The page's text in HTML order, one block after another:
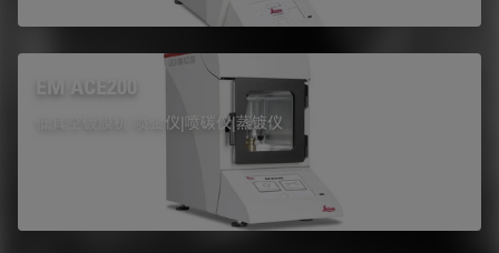
EM ACE200
低真空镀膜机 喷金仪|喷碳仪|蒸镀仪